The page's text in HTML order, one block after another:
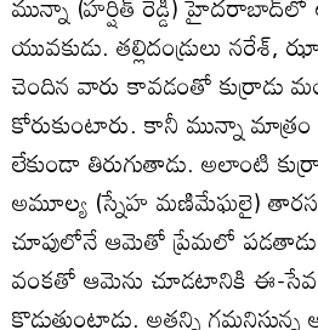
యువకుడు. తల్లిదండ్రులు నరేశ్‌,
చెందిన వారు కావడంతో కుర్రాడు
కోరుకుంటారు. కానీ మున్నా మాత్రం
లేకుండా తిరుగుతాడు. అలాంటి
అమూల్య (స్నేహ మణిమేఘలై)
చూపులోనే ఆమెతో ప్రేమలో
వంకతో ఆమెను చూడటానికి ఈ-
కొడుతుంటాడు. అతన్ని